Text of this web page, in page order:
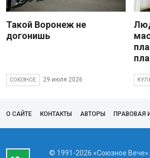
Такой Воронеж не
догонишь
СОЮЗНОЕ 29 июля 2026
О САЙТЕ КОНТАКТЫ АВТОРЫ ПРАВОВАЯ
© 1991-2026 «Союзное